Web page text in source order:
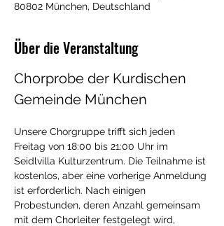
80802 München, Deutschland
Über die Veranstaltung
Chorprobe der Kurdischen
Gemeinde München
Unsere Chorgruppe trifft sich jeden
Freitag von 18:00 bis 21:00 Uhr im
Seidlvilla Kulturzentrum. Die Teilnahme ist
kostenlos, aber eine vorherige Anmeldung
ist erforderlich. Nach einigen
Probestunden, deren Anzahl gemeinsam
mit dem Chorleiter festgelegt wird,